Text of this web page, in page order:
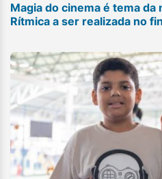
Magia do cinema é tema
Rítmica a ser realizada no